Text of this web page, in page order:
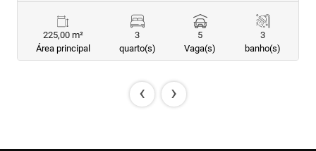
225,00 m²
Área principal
3
quarto(s)
5
Vaga(s)
3
banho(s)
‹ ›